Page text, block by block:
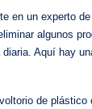
en un experto
algunos
Aquí hay
de plástico